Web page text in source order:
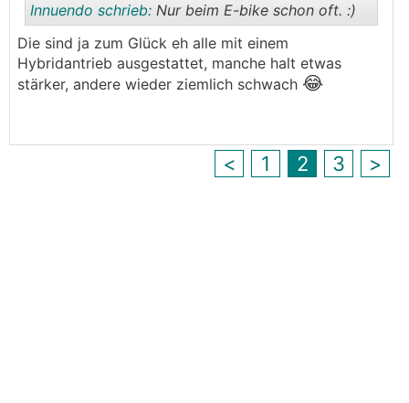
..
Innuendo schrieb: Nur beim E-bike schon oft. :)
Die sind ja zum Glück eh alle mit einem
Hybridantrieb ausgestattet, manche halt etwas
stärker, andere wieder ziemlich schwach 😂
< 1 2 3 >